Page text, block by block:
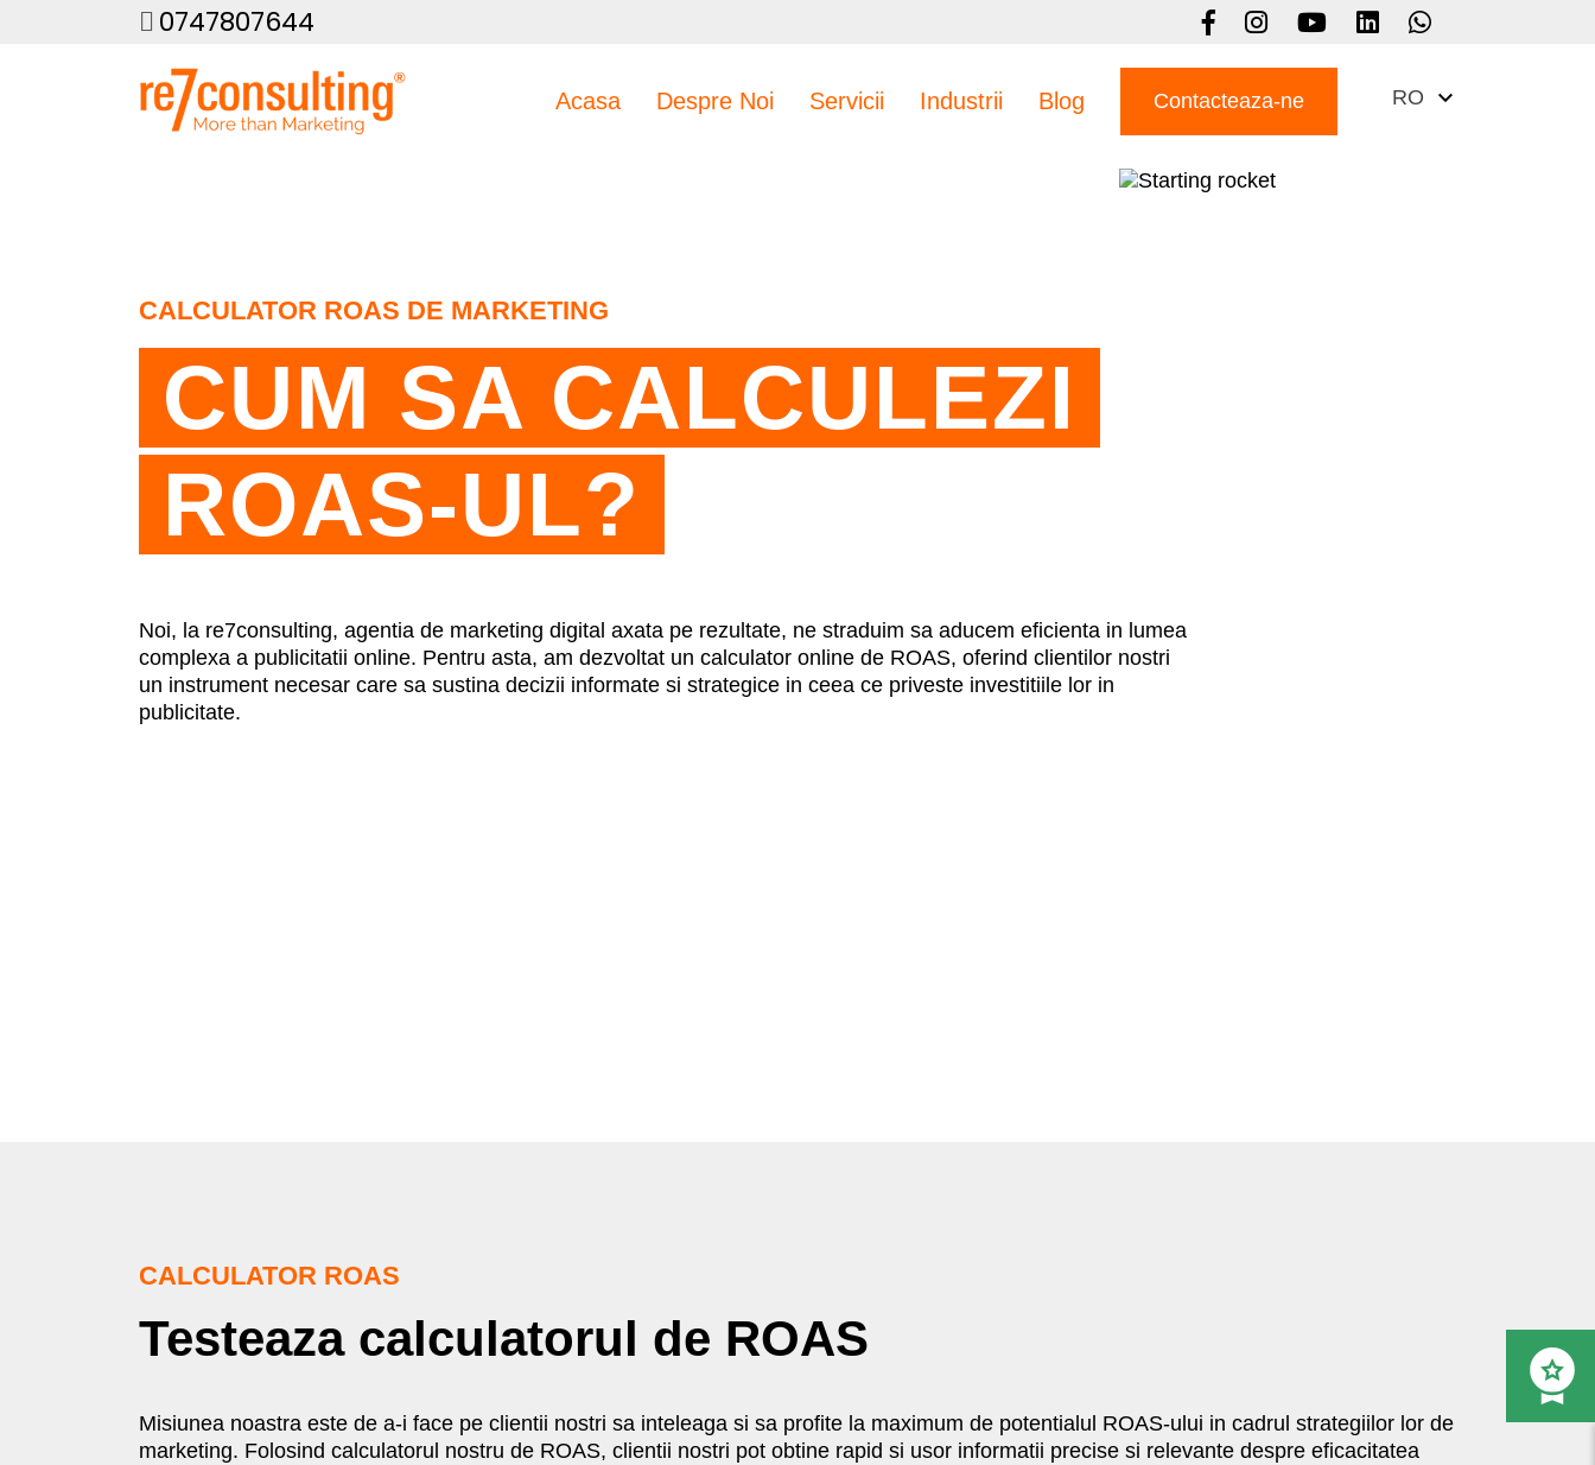
0747807644
Acasa Despre Noi Servicii Industrii Blog Contacteaza-ne RO
CALCULATOR ROAS DE MARKETING
CUM SA CALCULEZI
ROAS-UL?
Noi, la re7consulting, agentia de marketing digital axata pe rezultate, ne straduim sa aducem eficienta in lumea
complexa a publicitatii online. Pentru asta, am dezvoltat un calculator online de ROAS, oferind clientilor nostri
un instrument necesar care sa sustina decizii informate si strategice in ceea ce priveste investitiile lor in
publicitate.
CALCULATOR ROAS
Testeaza calculatorul de ROAS
Misiunea noastra este de a-i face pe clientii nostri sa inteleaga si sa profite la maximum de potentialul ROAS-ului in cadrul strategiilor lor de
marketing. Folosind calculatorul nostru de ROAS, clientii nostri pot obtine rapid si usor informatii precise si relevante despre eficacitatea